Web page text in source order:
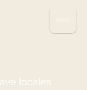
locales